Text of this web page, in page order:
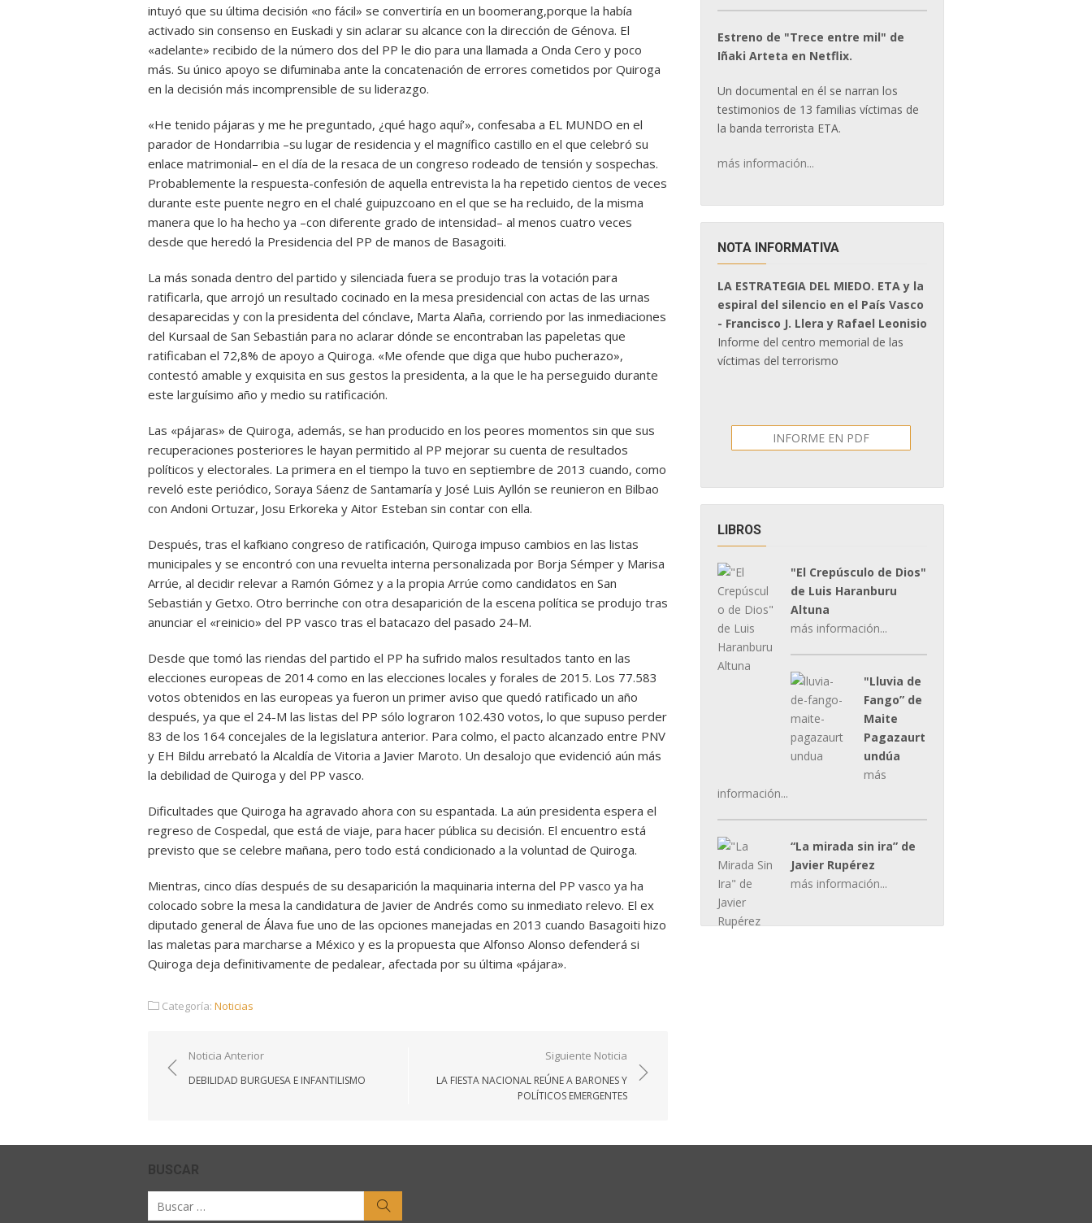
intuyó que su última decisión «no fácil» se convertiría en un boomerang,porque la había
activado sin consenso en Euskadi y sin aclarar su alcance con la dirección de Génova. El
«adelante» recibido de la número dos del PP le dio para una llamada a Onda Cero y poco
más. Su único apoyo se difuminaba ante la concatenación de errores cometidos por Quiroga
en la decisión más incomprensible de su liderazgo.
«He tenido pájaras y me he preguntado, ¿qué hago aquí’», confesaba a EL MUNDO en el
parador de Hondarribia –su lugar de residencia y el magnífico castillo en el que celebró su
enlace matrimonial– en el día de la resaca de un congreso rodeado de tensión y sospechas.
Probablemente la respuesta-confesión de aquella entrevista la ha repetido cientos de veces
durante este puente negro en el chalé guipuzcoano en el que se ha recluido, de la misma
manera que lo ha hecho ya –con diferente grado de intensidad– al menos cuatro veces
desde que heredó la Presidencia del PP de manos de Basagoiti.
La más sonada dentro del partido y silenciada fuera se produjo tras la votación para
ratificarla, que arrojó un resultado cocinado en la mesa presidencial con actas de las urnas
desaparecidas y con la presidenta del cónclave, Marta Alaña, corriendo por las inmediaciones
del Kursaal de San Sebastián para no aclarar dónde se encontraban las papeletas que
ratificaban el 72,8% de apoyo a Quiroga. «Me ofende que diga que hubo pucherazo»,
contestó amable y exquisita en sus gestos la presidenta, a la que le ha perseguido durante
este larguísimo año y medio su ratificación.
Las «pájaras» de Quiroga, además, se han producido en los peores momentos sin que sus
recuperaciones posteriores le hayan permitido al PP mejorar su cuenta de resultados
políticos y electorales. La primera en el tiempo la tuvo en septiembre de 2013 cuando, como
reveló este periódico, Soraya Sáenz de Santamaría y José Luis Ayllón se reunieron en Bilbao
con Andoni Ortuzar, Josu Erkoreka y Aitor Esteban sin contar con ella.
Después, tras el kafkiano congreso de ratificación, Quiroga impuso cambios en las listas
municipales y se encontró con una revuelta interna personalizada por Borja Sémper y Marisa
Arrúe, al decidir relevar a Ramón Gómez y a la propia Arrúe como candidatos en San
Sebastián y Getxo. Otro berrinche con otra desaparición de la escena política se produjo tras
anunciar el «reinicio» del PP vasco tras el batacazo del pasado 24-M.
Desde que tomó las riendas del partido el PP ha sufrido malos resultados tanto en las
elecciones europeas de 2014 como en las elecciones locales y forales de 2015. Los 77.583
votos obtenidos en las europeas ya fueron un primer aviso que quedó ratificado un año
después, ya que el 24-M las listas del PP sólo lograron 102.430 votos, lo que supuso perder
83 de los 164 concejales de la legislatura anterior. Para colmo, el pacto alcanzado entre PNV
y EH Bildu arrebató la Alcaldía de Vitoria a Javier Maroto. Un desalojo que evidenció aún más
la debilidad de Quiroga y del PP vasco.
Dificultades que Quiroga ha agravado ahora con su espantada. La aún presidenta espera el
regreso de Cospedal, que está de viaje, para hacer pública su decisión. El encuentro está
previsto que se celebre mañana, pero todo está condicionado a la voluntad de Quiroga.
Mientras, cinco días después de su desaparición la maquinaria interna del PP vasco ya ha
colocado sobre la mesa la candidatura de Javier de Andrés como su inmediato relevo. El ex
diputado general de Álava fue uno de las opciones manejadas en 2013 cuando Basagoiti hizo
las maletas para marcharse a México y es la propuesta que Alfonso Alonso defenderá si
Quiroga deja definitivamente de pedalear, afectada por su última «pájara».
Categoría: Noticias
Navegación
de
Noticia Anterior
DEBILIDAD BURGUESA E INFANTILISMO
Siguiente Noticia
LA FIESTA NACIONAL REÚNE A BARONES Y
POLÍTICOS EMERGENTES
Estreno de "Trece entre mil" de
Iñaki Arteta en Netflix.
Un documental en él se narran los
testimonios de 13 familias víctimas de
la banda terrorista ETA.
más información...
NOTA INFORMATIVA
LA ESTRATEGIA DEL MIEDO. ETA y la
espiral del silencio en el País Vasco
- Francisco J. Llera y Rafael Leonisio
Informe del centro memorial de las
víctimas del terrorismo
INFORME EN PDF
LIBROS
"El Crepúsculo de Dios"
de Luis Haranburu
Altuna
más información...
"Lluvia de
Fango” de
Maite
Pagazaurt
undúa
más
información...
“La mirada sin ira” de
Javier Rupérez
más información...
BUSCAR
Buscar
por: